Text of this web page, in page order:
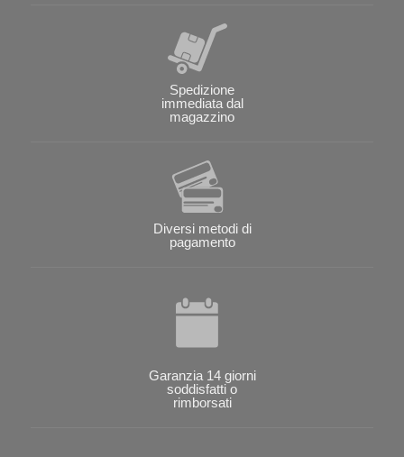
Spedizione
immediata dal
magazzino
Diversi metodi di
pagamento
Garanzia 14 giorni
soddisfatti o
rimborsati